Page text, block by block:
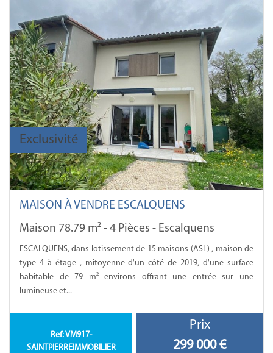
Exclusivité
MAISON À VENDRE ESCALQUENS
Maison 78.79 m² - 4 Pièces - Escalquens
ESCALQUENS, dans lotissement de 15 maisons (ASL) , maison de
type 4 à étage , mitoyenne d'un côté de 2019, d'une surface
habitable de 79 m² environs offrant une entrée sur une
lumineuse et...
Ref: VM917-
SAINTPIERREIMMOBILIER
Prix
299 000 €